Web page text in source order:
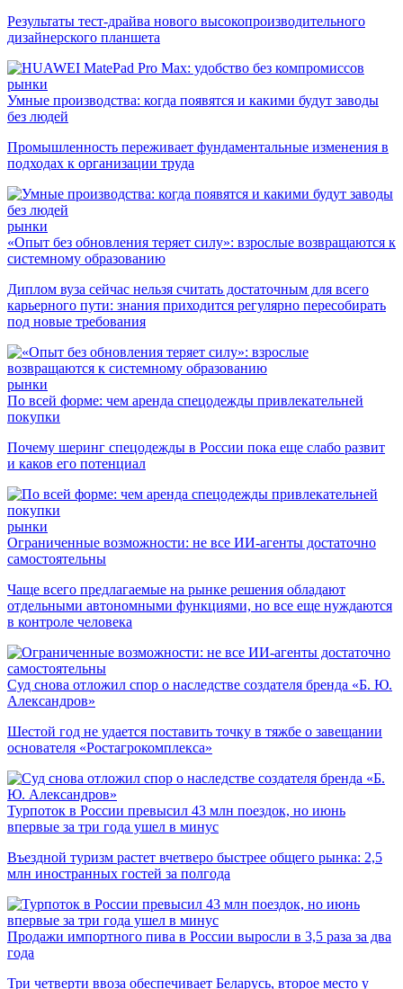
Результаты тест-драйва нового высокопроизводительного
дизайнерского планшета
рынки
Умные производства: когда появятся и какими будут заводы
без людей
Промышленность переживает фундаментальные изменения в
подходах к организации труда
рынки
«Опыт без обновления теряет силу»: взрослые возвращаются к
системному образованию
Диплом вуза сейчас нельзя считать достаточным для всего
карьерного пути: знания приходится регулярно пересобирать
под новые требования
рынки
По всей форме: чем аренда спецодежды привлекательней
покупки
Почему шеринг спецодежды в России пока еще слабо развит
и каков его потенциал
рынки
Ограниченные возможности: не все ИИ-агенты достаточно
самостоятельны
Чаще всего предлагаемые на рынке решения обладают
отдельными автономными функциями, но все еще нуждаются
в контроле человека
Суд снова отложил спор о наследстве создателя бренда «Б. Ю.
Александров»
Шестой год не удается поставить точку в тяжбе о завещании
основателя «Ростагрокомплекса»
Турпоток в России превысил 43 млн поездок, но июнь
впервые за три года ушел в минус
Въездной туризм растет вчетверо быстрее общего рынка: 2,5
млн иностранных гостей за полгода
Продажи импортного пива в России выросли в 3,5 раза за два
года
Три четверти ввоза обеспечивает Беларусь, второе место у